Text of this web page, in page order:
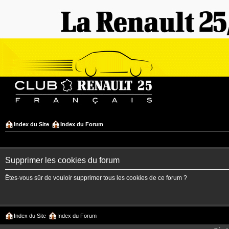
Index du Site Index du Forum
Supprimer les cookies du forum
Êtes-vous sûr de vouloir supprimer tous les cookies de ce forum ?
Index du Site Index du Forum